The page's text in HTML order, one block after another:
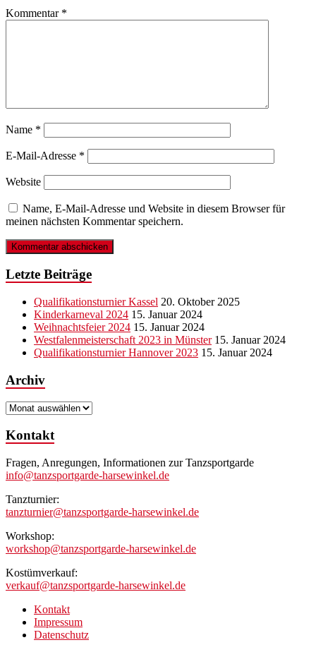
Kommentar *
Name *
E-Mail-Adresse *
Website
Name, E-Mail-Adresse und Website in diesem Browser für
meinen nächsten Kommentar speichern.
Letzte Beiträge
Qualifikationsturnier Kassel 20. Oktober 2025
Kinderkarneval 2024 15. Januar 2024
Weihnachtsfeier 2024 15. Januar 2024
Westfalenmeisterschaft 2023 in Münster 15. Januar 2024
Qualifikationsturnier Hannover 2023 15. Januar 2024
Archiv
Archiv
Kontakt
Fragen, Anregungen, Informationen zur Tanzsportgarde
info@tanzsportgarde-harsewinkel.de
Tanzturnier:
tanzturnier@tanzsportgarde-harsewinkel.de
Workshop:
workshop@tanzsportgarde-harsewinkel.de
Kostümverkauf:
verkauf@tanzsportgarde-harsewinkel.de
Kontakt
Impressum
Datenschutz